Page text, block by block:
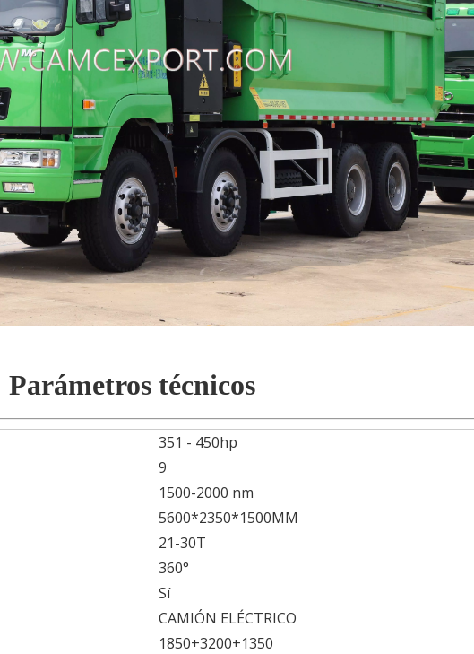
Parámetros técnicos
351 - 450hp
9
1500-2000 nm
5600*2350*1500MM
21-30T
360°
Sí
CAMIÓN ELÉCTRICO
1850+3200+1350